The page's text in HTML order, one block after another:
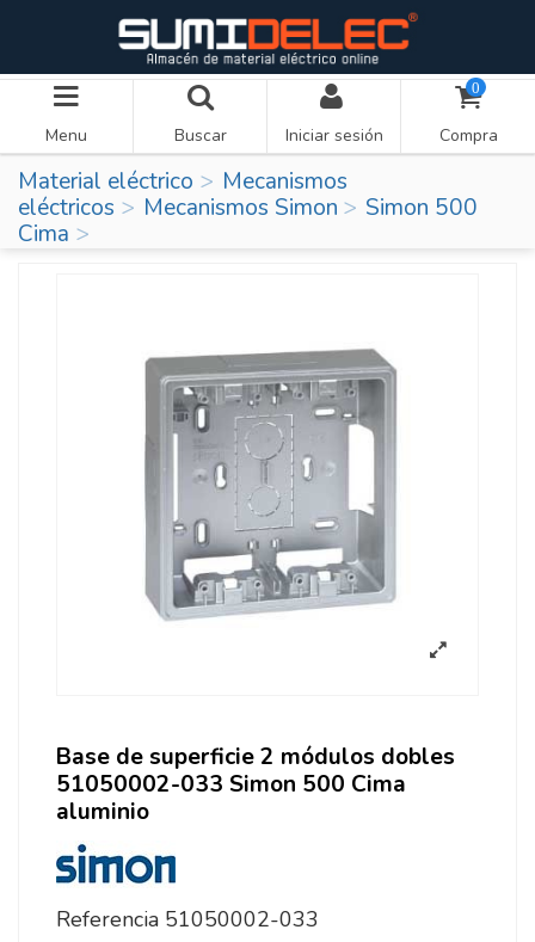
Menu Buscar Iniciar sesión
0
Compra
Material eléctrico
Mecanismos
eléctricos
Mecanismos Simon
Simon 500
Cima
Base de superficie 2 módulos dobles
51050002-033 Simon 500 Cima
aluminio
Referencia 51050002-033